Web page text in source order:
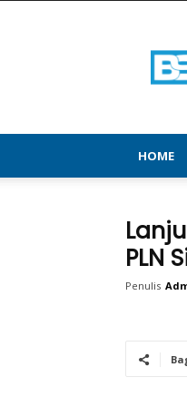
HOME
PLN
Penulis